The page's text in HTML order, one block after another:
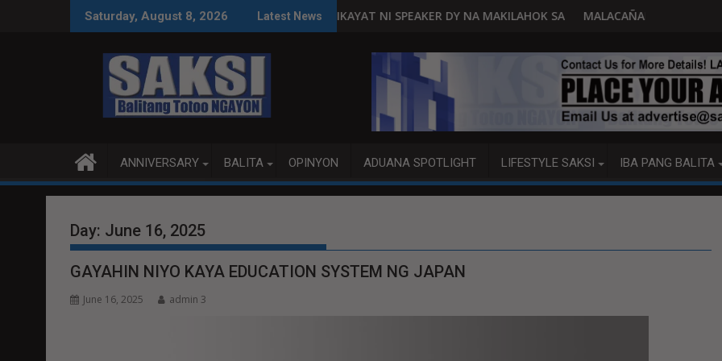
Saturday, August 8, 2026 Latest News
IMPLEMENTASYON NG RPVARA
PUBLIKO HINIKAYAT NI SPEAKER DY NA MAKILAHOK SA PAGBUO NG MGA BATAS
MALACAÑANG PINAAARAL NA SA DOJ ANG
ANNIVERSARY BALITA OPINYON ADUANA SPOTLIGHT LIFESTYLE SAKSI IBA PANG BALITA
Day: June 16, 2025
GAYAHIN NIYO KAYA EDUCATION SYSTEM NG JAPAN
June 16, 2025 admin 3